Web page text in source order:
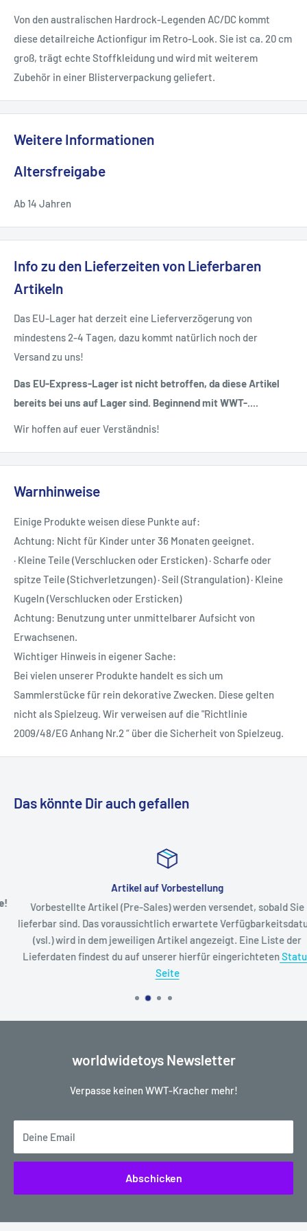
Von den australischen Hardrock-Legenden AC/DC kommt
diese detailreiche Actionfigur im Retro-Look. Sie ist ca. 20 cm
groß, trägt echte Stoffkleidung und wird mit weiterem
Zubehör in einer Blisterverpackung geliefert.
Weitere Informationen
Altersfreigabe
Ab 14 Jahren
Info zu den Lieferzeiten von Lieferbaren
Artikeln
Das EU-Lager hat derzeit eine Lieferverzögerung von
mindestens 2-4 Tagen, dazu kommt natürlich noch der
Versand zu uns!
Das EU-Express-Lager ist nicht betroffen, da diese Artikel
bereits bei uns auf Lager sind. Beginnend mit WWT-....
Wir hoffen auf euer Verständnis!
Warnhinweise
Einige Produkte weisen diese Punkte auf:
Achtung: Nicht für Kinder unter 36 Monaten geeignet.
· Kleine Teile (Verschlucken oder Ersticken) · Scharfe oder
spitze Teile (Stichverletzungen) · Seil (Strangulation) · Kleine
Kugeln (Verschlucken oder Ersticken)
Achtung: Benutzung unter unmittelbarer Aufsicht von
Erwachsenen.
Wichtiger Hinweis in eigener Sache:
Bei vielen unserer Produkte handelt es sich um
Sammlerstücke für rein dekorative Zwecken. Diese gelten
nicht als Spielzeug. Wir verweisen auf die "Richtlinie
2009/48/EG Anhang Nr.2 “ über die Sicherheit von Spielzeug.
Das könnte Dir auch gefallen
Artikel auf Vorbestellung
Vorbestellte Artikel (Pre-Sales) werden versendet, sobald Sie
lieferbar sind. Das voraussichtlich erwartete Verfügbarkeitsdatum
(vsl.) wird in dem jeweiligen Artikel angezeigt. Eine Liste der
Lieferdaten findest du auf unserer hierfür eingerichtetenStatus
Seite
worldwidetoys Newsletter
Verpasse keinen WWT-Kracher mehr!
Deine Email
Abschicken